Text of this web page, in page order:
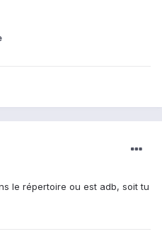
le répertoire ou est adb, soit tu